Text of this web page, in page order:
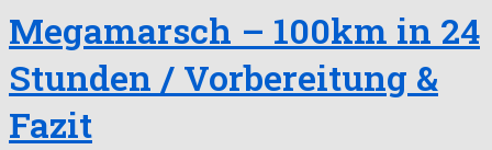
Megamarsch – 100km in 24
Stunden / Vorbereitung &
Fazit